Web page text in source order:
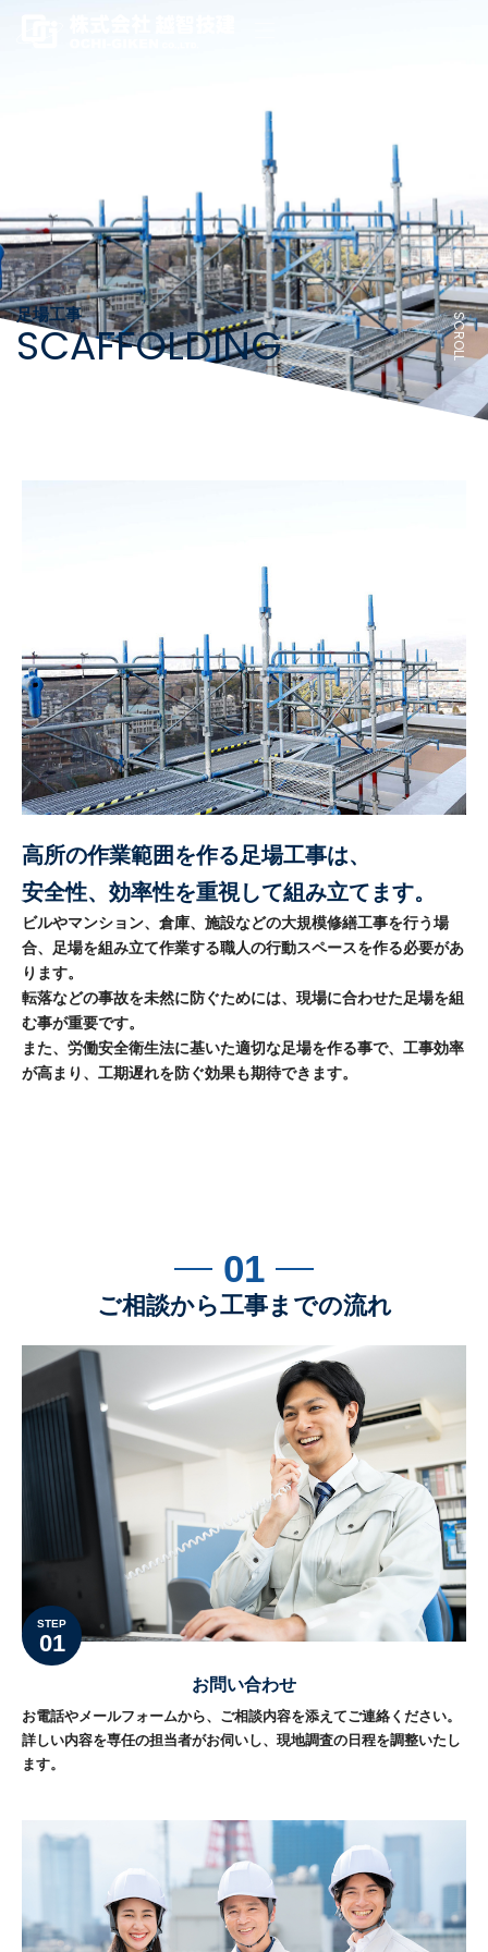
足場工事
SCAFFOLDING SCROLL
高所の作業範囲を作る足場工事は、
安全性、効率性を重視して組み立てます。
ビルやマンション、倉庫、施設などの大規模修繕工事を行う場
合、足場を組み立て作業する職人の行動スペースを作る必要があ
ります。
転落などの事故を未然に防ぐためには、現場に合わせた足場を組
む事が重要です。
また、労働安全衛生法に基いた適切な足場を作る事で、工事効率
が高まり、工期遅れを防ぐ効果も期待できます。
01
ご相談から工事までの流れ
STEP
01
お問い合わせ
お電話やメールフォームから、ご相談内容を添えてご連絡ください。
詳しい内容を専任の担当者がお伺いし、現地調査の日程を調整いたし
ます。